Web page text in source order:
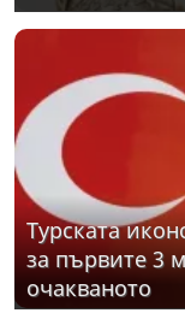
Турската
за първите 3
очакваното